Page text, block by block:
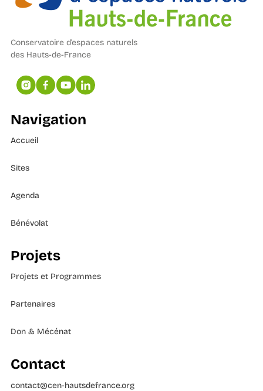
Conservatoire d’espaces naturels
des Hauts-de-France
Navigation
Accueil
Sites
Agenda
Bénévolat
Projets
Projets et Programmes
Partenaires
Don & Mécénat
Contact
contact@cen-hautsdefrance.org